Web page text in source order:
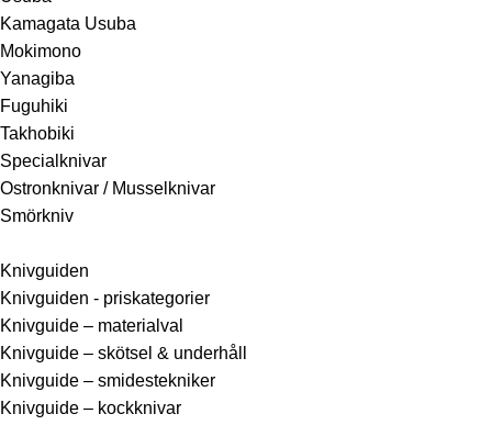
Kamagata Usuba
Mokimono
Yanagiba
Fuguhiki
Takhobiki
Specialknivar
Ostronknivar / Musselknivar
Smörkniv
Knivguiden
Knivguiden - priskategorier
Knivguide – materialval
Knivguide – skötsel & underhåll
Knivguide – smidestekniker
Knivguide – kockknivar